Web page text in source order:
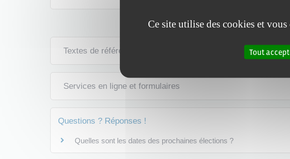
Textes de référence
Services en ligne et formulaires
Questions ? Réponses !
Quelles sont les dates des prochaines élections ?
Ce site utilise des cookies et
Tout